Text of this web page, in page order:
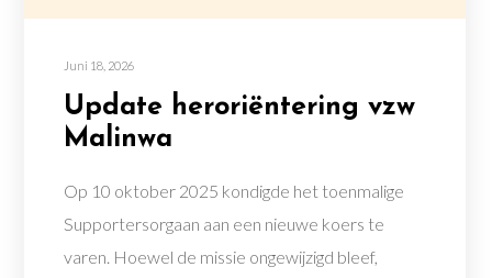
Juni 18, 2026
Update heroriëntering vzw
Malinwa
Op 10 oktober 2025 kondigde het toenmalige
Supportersorgaan aan een nieuwe koers te
varen. Hoewel de missie ongewijzigd bleef,